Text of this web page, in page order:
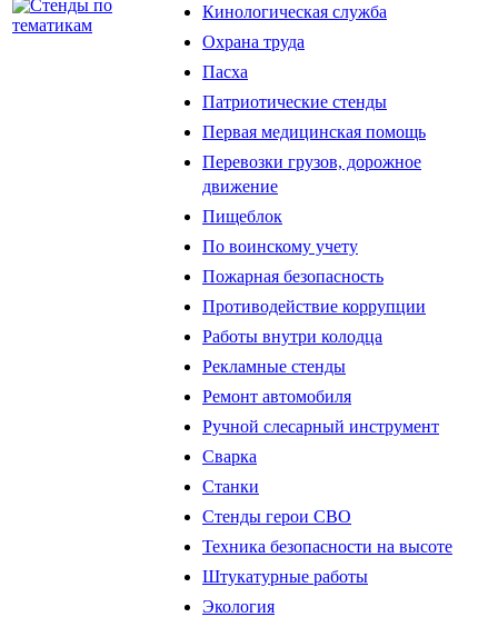
Кинологическая служба
Охрана труда
Пасха
Патриотические стенды
Первая медицинская помощь
Перевозки грузов, дорожное
движение
Пищеблок
По воинскому учету
Пожарная безопасность
Противодействие коррупции
Работы внутри колодца
Рекламные стенды
Ремонт автомобиля
Ручной слесарный инструмент
Сварка
Станки
Стенды герои СВО
Техника безопасности на высоте
Штукатурные работы
Экология